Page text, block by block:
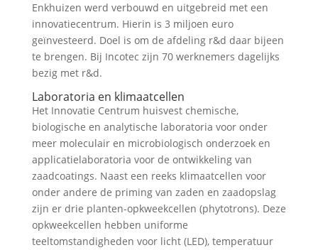
Enkhuizen werd verbouwd en uitgebreid met een
innovatiecentrum. Hierin is 3 miljoen euro
geïnvesteerd. Doel is om de afdeling r&d daar bijeen
te brengen. Bij Incotec zijn 70 werknemers dagelijks
bezig met r&d.
Laboratoria en klimaatcellen
Het Innovatie Centrum huisvest chemische,
biologische en analytische laboratoria voor onder
meer moleculair en microbiologisch onderzoek en
applicatielaboratoria voor de ontwikkeling van
zaadcoatings. Naast een reeks klimaatcellen voor
onder andere de priming van zaden en zaadopslag
zijn er drie planten-opkweekcellen (phytotrons). Deze
opkweekcellen hebben uniforme
teeltomstandigheden voor licht (LED), temperatuur